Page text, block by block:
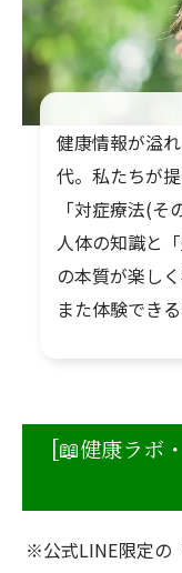
健康情報が溢
代。私たちが
「対症療法(そ
人体の知識と
の本質が楽しく
また体験でき
[📖健康ラボ
※公式LINE限定の